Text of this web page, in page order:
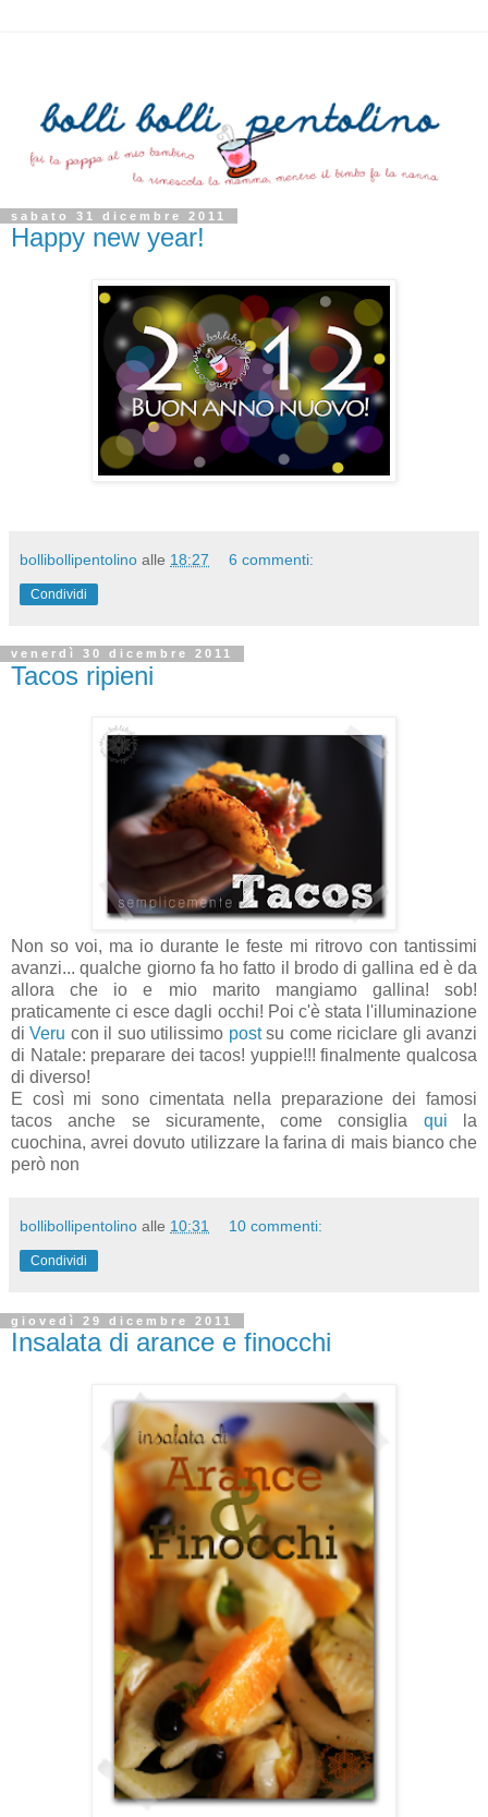
sabato 31 dicembre 2011
Happy new year!
bollibollipentolino alle 18:27 6 commenti:
Condividi
venerdì 30 dicembre 2011
Tacos ripieni
Non so voi, ma io durante le feste mi ritrovo con tantissimi
avanzi... qualche giorno fa ho fatto il brodo di gallina ed è da
allora che io e mio marito mangiamo gallina! sob!
praticamente ci esce dagli occhi! Poi c'è stata l'illuminazione
diVeru con il suo utilissimo postsu come riciclare gli avanzi
di Natale: preparare dei tacos! yuppie!!! finalmente qualcosa
di diverso!
E così mi sono cimentata nella preparazione dei famosi
tacos anche se sicuramente, come consiglia qui la
cuochina, avrei dovuto utilizzare la farina di mais bianco che
però non
bollibollipentolino alle 10:31 10 commenti:
Condividi
giovedì 29 dicembre 2011
Insalata di arance e finocchi